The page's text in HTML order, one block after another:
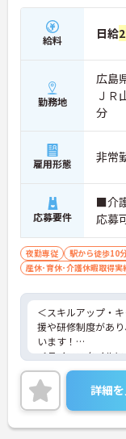
給料 日給
勤務地
広島
ＪＲ
分
雇用形態 非常
応募要件
■介
応募
夜勤専従 駅から徒歩10
産休･育休･介護休暇取得実
＜スキルアップ・
援や研修制度があ
います！
＜ライフスタイル
趣味や家庭の時間
＜寄り添ったケアの
ったサービスの提
るような人材育成
ご興味のある方に
詳細